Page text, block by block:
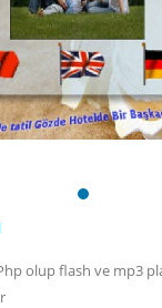
olup flash ve mp3